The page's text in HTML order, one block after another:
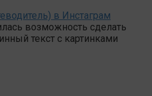
в Инстаграм
возможность сделать
текст с картинками